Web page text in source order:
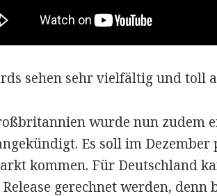
sehen sehr vielfältig und toll
wurde nun zudem
Es soll im
kommen. Für Deutschland
gerechnet werden, denn